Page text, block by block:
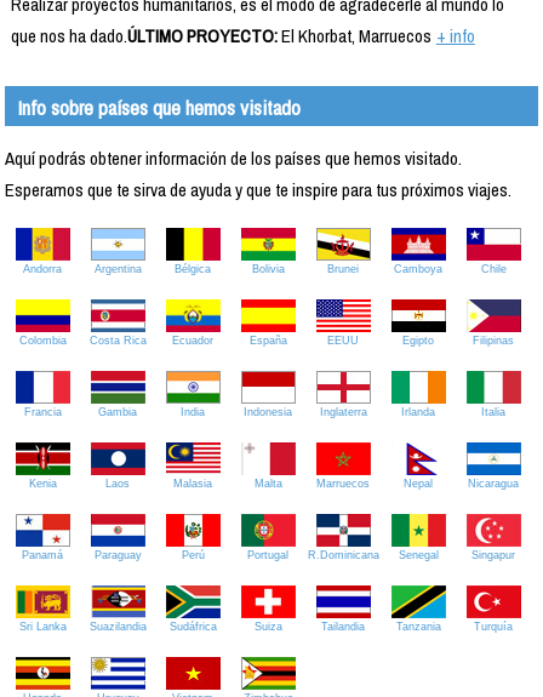
que nos ha dado.ÚLTIMO PROYECTO:El Khorbat, Marruecos + info
Info sobre países que hemos visitado
Aquí podrás obtener información de los países que hemos visitado.
Esperamos que te sirva de ayuda y que te inspire para tus próximos viajes.
Andorra Argentina Bélgica Bolivia Brunei Camboya Chile
Colombia Costa Rica Ecuador España EEUU Egipto Filipinas
Francia Gambia India Indonesia Inglaterra Irlanda Italia
Kenia Laos Malasia Malta Marruecos Nepal Nicaragua
Panamá Paraguay Perú Portugal R.Dominicana Senegal Singapur
Sri Lanka Suazilandia Sudáfrica Suiza Tailandia Tanzania Turquía